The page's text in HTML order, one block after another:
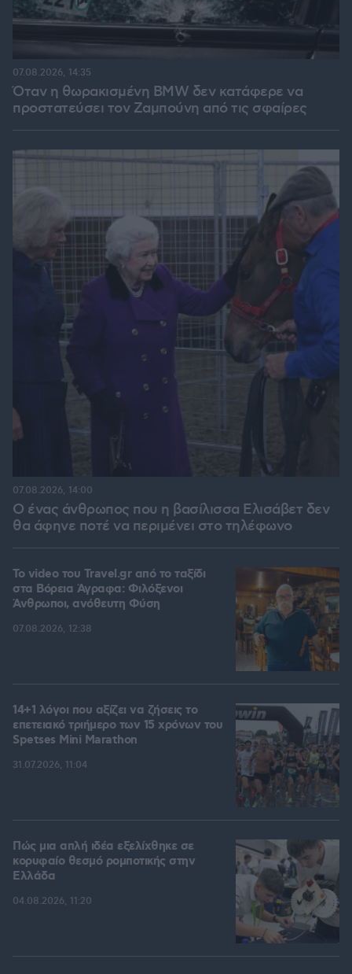
Όταν η θωρακισμένη BMW δεν κατάφερε να
προστατεύσει τον Ζαμπούνη από τις σφαίρες
07.08.2026, 14:35
Ο ένας άνθρωπος που η βασίλισσα Ελισάβετ δεν
θα άφηνε ποτέ να περιμένει στο τηλέφωνο
07.08.2026, 14:00
To video του Travel.gr από το ταξίδι
στα Βόρεια Άγραφα: Φιλόξενοι
Άνθρωποι, ανόθευτη Φύση
07.08.2026, 12:38
14+1 λόγοι που αξίζει να ζήσεις το
επετειακό τριήμερο των 15 χρόνων του
Spetses Mini Marathon
31.07.2026, 11:04
Πώς μια απλή ιδέα εξελίχθηκε σε
κορυφαίο θεσμό ρομποτικής στην
Ελλάδα
04.08.2026, 11:20